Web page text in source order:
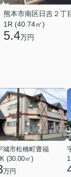
熊本市南区日吉２丁
1R (40.74㎡)
5.4万円
城市松橋町豊福
(30.00㎡)
万円